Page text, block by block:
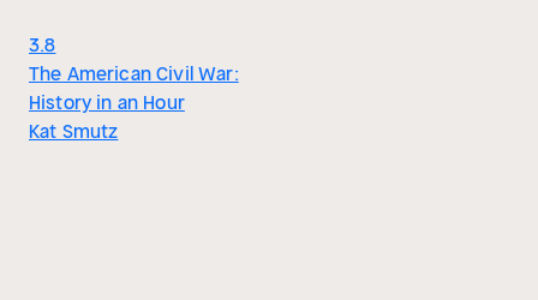
3.8
The American Civil War:
History in an Hour
Kat Smutz